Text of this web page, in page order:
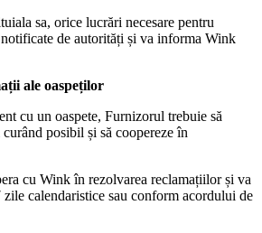
sa, orice lucrări necesare pentru
de autorități și va informa Wink
ale oaspeților
cu un oaspete, Furnizorul trebuie să
posibil și să coopereze în
cu Wink în rezolvarea reclamațiilor și va
zile calendaristice sau conform acordului de